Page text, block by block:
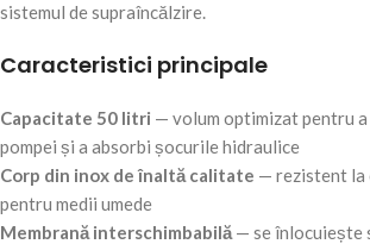
sistemul de supraîncălzire.
Caracteristici principale
Capacitate 50 litri — volum optimizat pentru
pompei și a absorbi șocurile hidraulice
Corp din inox de înaltă calitate — rezistent
pentru medii umede
Membrană interschimbabilă — se înlocuiește